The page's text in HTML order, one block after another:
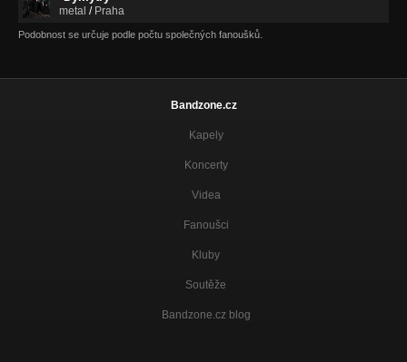
metal / Praha
Podobnost se určuje podle počtu společných fanoušků.
Bandzone.cz
Kapely
Koncerty
Videa
Fanoušci
Kluby
Soutěže
Bandzone.cz blog